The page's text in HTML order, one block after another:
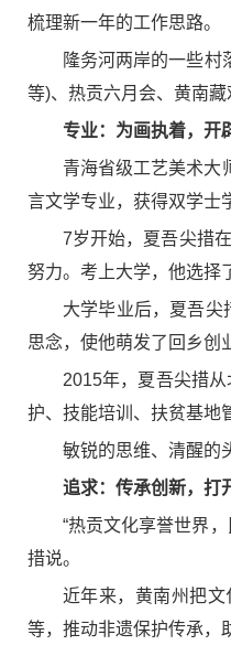
梳理新一年的工作思路。
隆务河两岸的一些村
等)、热贡六月会、黄南
专业：为画执着，开
青海省级工艺美术大
言文学专业，获得双学士
7岁开始，夏吾尖措
努力。考上大学，他选择
大学毕业后，夏吾尖
思念，使他萌发了回乡创
2015年，夏吾尖措
护、技能培训、扶贫基地
敏锐的思维、清醒的
追求：传承创新，打
“热贡文化享誉世界
措说。
近年来，黄南州把
等，推动非遗保护传承，